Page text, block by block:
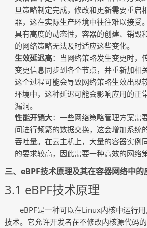
旦策略制定完成，修改和更新需要重启
器，这在实际生产环境中往往难以接受
具有高度的动态性，容器的创建、销毁
的网络策略无法及时适应这些变化。
生效延迟高：当网络策略发生变更时，
变更信息同步到各个节点，并重新加相
这个过程可能会导致网络策略生效出现
环境中，这种延迟可能会影响应用的正
漏洞。
性能开销大：一些网络策略管理方案需
间进行频繁的数据交换，这会增加系统
吞吐量。在云主机上，大量的容器实例
的要求较高，因此需要一种高效的网络
三、eBPF技术原理及其在容器网络中的
3.1 eBPF技术原理
eBPF是一种可以在Linux内核中运行
技术。它允许开发者在不修改内核源代码